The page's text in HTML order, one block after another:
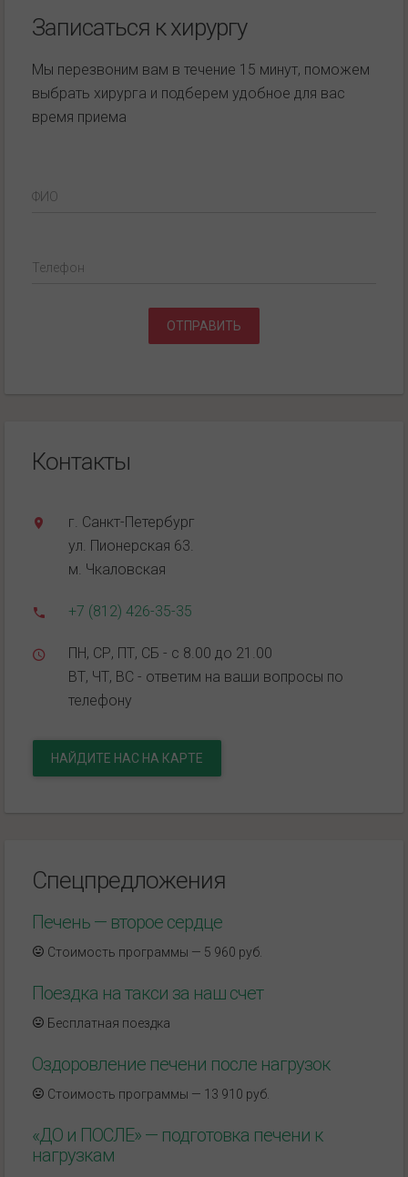
Записаться к хирургу
Мы перезвоним вам в течение 15 минут, поможем
выбрать хирурга и подберем удобное для вас
время приема
ОТПРАВИТЬ
Контакты
г. Санкт-Петербург
ул. Пионерская 63.
м. Чкаловская
+7 (812) 426-35-35
ПН, СР, ПТ, СБ - с 8.00 до 21.00
ВТ, ЧТ, ВС - ответим на ваши вопросы по
телефону
НАЙДИТЕ НАС НА КАРТЕ
Спецпредложения
Печень — второе сердце
Стоимость программы — 5 960 руб.
Поездка на такси за наш счет
Бесплатная поездка
Оздоровление печени после нагрузок
Стоимость программы — 13 910 руб.
«ДО и ПОСЛЕ» — подготовка печени к
нагрузкам